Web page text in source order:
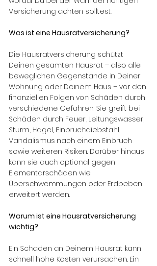
Versicherung achten solltest.
Was ist eine Hausratversicherung?
Die Hausratversicherung schützt
Deinen gesamten Hausrat – also alle
beweglichen Gegenstände in Deiner
Wohnung oder Deinem Haus – vor den
finanziellen Folgen von Schäden durch
verschiedene Gefahren. Sie greift bei
Schäden durch Feuer, Leitungswasser,
Sturm, Hagel, Einbruchdiebstahl,
Vandalismus nach einem Einbruch
sowie weiteren Risiken. Darüber hinaus
kann sie auch optional gegen
Elementarschäden wie
Überschwemmungen oder Erdbeben
erweitert werden.
Warum ist eine Hausratversicherung
wichtig?
Ein Schaden an Deinem Hausrat kann
schnell hohe Kosten verursachen. Ein